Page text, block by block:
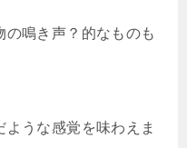
鳴き声？的なものも
うな感覚を味わえま